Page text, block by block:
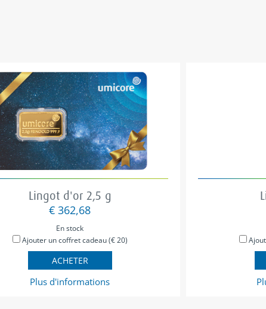
Lingot d'or 2,5 g
€ 362,68
En stock
Ajouter un coffret cadeau (€ 20)
ACHETER
Plus d'informations